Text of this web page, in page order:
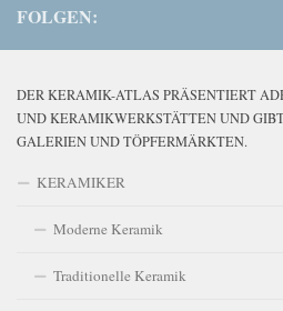
FOLGEN:
DER KERAMIK-ATLAS PRÄSENTIERT
UND KERAMIKWERKSTÄTTEN UND
GALERIEN UND TÖPFERMÄRKTEN.
KERAMIKER
Moderne Keramik
Traditionelle Keramik